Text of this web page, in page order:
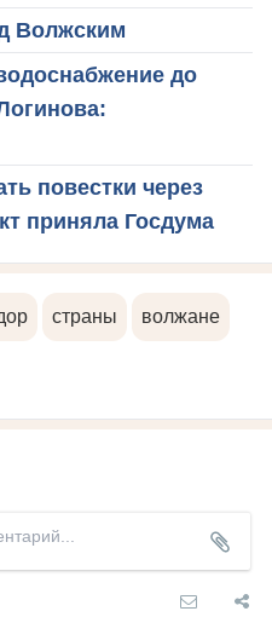
Волжским
до
повестки через
приняла Госдума
страны волжане